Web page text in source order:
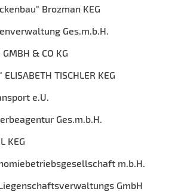
Brozman KEG
Ges.m.b.H.
& CO KG
TISCHLER KEG
e.U.
Ges.m.b.H.
KEG
m.b.H.
GmbH